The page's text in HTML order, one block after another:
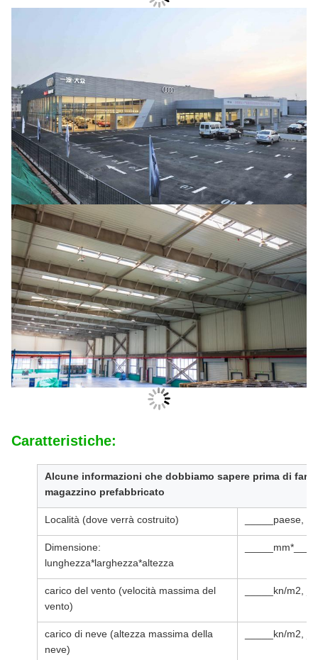
Caratteristiche:
Alcune informazioni che dobbiamo sapere prima di
magazzino prefabbricato
Località (dove verrà costruito) _____paese,
Dimensione:
lunghezza*larghezza*altezza
carico del vento (velocità massima del
vento)
_____kn/m2,
carico di neve (altezza massima della
neve)
_____kn/m2,